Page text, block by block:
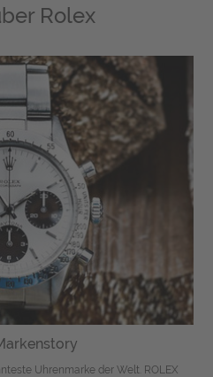
Rolex
Uhrenmarke der Welt. ROLEX